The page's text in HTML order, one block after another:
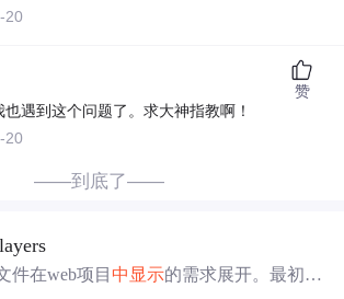
20
遇到这个问题了。求大神指教啊！
20
赞
——到底了——
件在web项目 中 显示的需求展开。最初尝